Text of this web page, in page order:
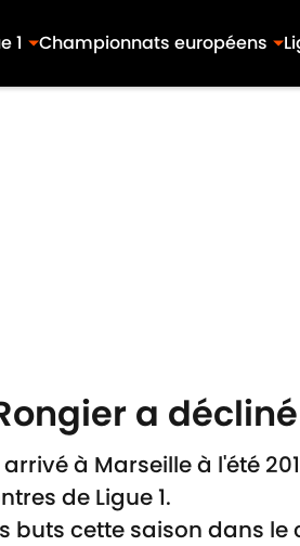
1 Championnats européens
a
à Marseille à l'été
de Ligue 1.
buts cette saison dans